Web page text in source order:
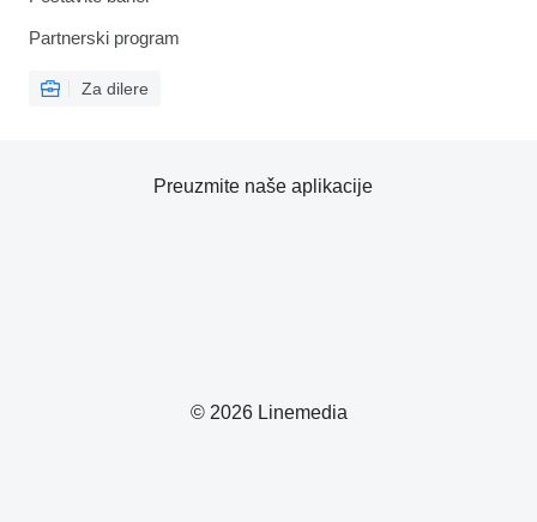
Partnerski program
Za dilere
© 2026 Linemedia
Preuzmite naše aplikacije